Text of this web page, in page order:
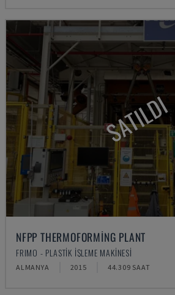
SATILDI
NFPP THERMOFORMING PLANT
FRIMO - PLASTIK IŞLEME MAKINESI
ALMANYA 2015 44.309 SAAT